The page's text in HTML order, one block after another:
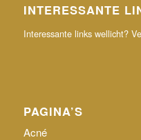
INTERESSANTE
Interessante links wellicht?
PAGINA’S
Acné